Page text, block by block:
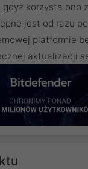
korzysta ono
jest od razu
platformie
aktualizacji